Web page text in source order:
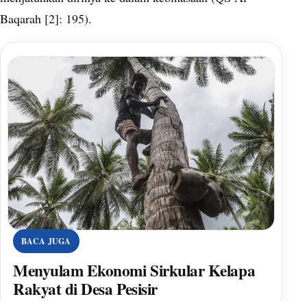
Baqarah [2]: 195).
BACA JUGA
Menyulam Ekonomi Sirkular Kelapa
Rakyat di Desa Pesisir